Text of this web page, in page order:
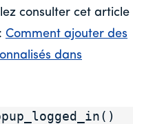
consulter cet article
Comment ajouter des
dans